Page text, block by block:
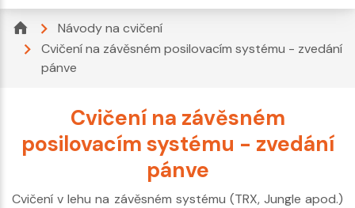
Návody na cvičení
Cvičení na závěsném posilovacím systému - zvedání
pánve
Cvičení na závěsném
posilovacím systému - zvedání
pánve
Cvičení v lehu na závěsném systému (TRX, Jungle apod.)